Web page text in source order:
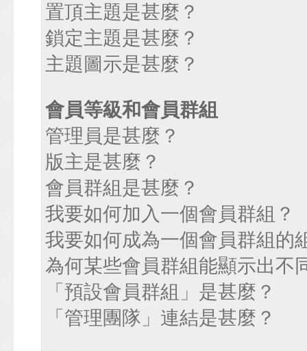
置頂主題是甚麼？
鎖定主題是甚麼？
主題圖示是甚麼？
會員等級和會員群組
管理員是甚麼？
版主是甚麼？
會員群組是甚麼？
我要如何加入一個會員群組？
我要如何成為一個會員群組的
為何某些會員群組能顯示出不
「預設會員群組」是甚麼？
「管理團隊」連結是甚麼？